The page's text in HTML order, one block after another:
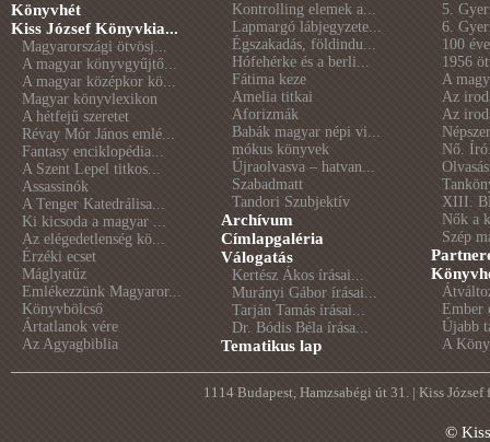
Könyvhét
Kiss József Könyvkia...
Magyarországi ötvösj...
A magyar könyvgyűjtő...
A magyar középkor kö...
Magyar könyvlexikon
A hétfejű szeretet
Révay Mór János emlé...
Fantasy enciklopédia...
A Szent Lepel titkos...
Assassinók
A Tenger Katedrálisa...
Ki kicsoda a magyar ...
Az elégedetlenség kö...
Érzéki ecset
Máglyatűz
Emlékezzünk Magyaror...
Könyvbölcső
Ártatlanok vére
Az Agyagbiblia
Kontrolling elemek a...
Lapmargó lábjegyzete...
Égszakadás, földindu...
Hófehérke és a berli...
Fátima keze
Amelia titkai
Aforizmák
Babák magyar népi vi...
mókus könyvek
Újraolvasva – hatvan...
Szabadmatt
Tandori Szubjektív
Archívum
Címlapgaléria
Válogatás
Kertész Ákos írásai...
Murányi Gábor írásai...
Tarján Tamás írásai...
Dr. Bódis Béla írása...
Tematikus lap
5.
6.
100
1956
A
Az
Az
Nő.
XIII.
Nők a
Szép
Ember
Újabb
A
1114 Budapest, Hamzsabégi út 31. | Kiss
©